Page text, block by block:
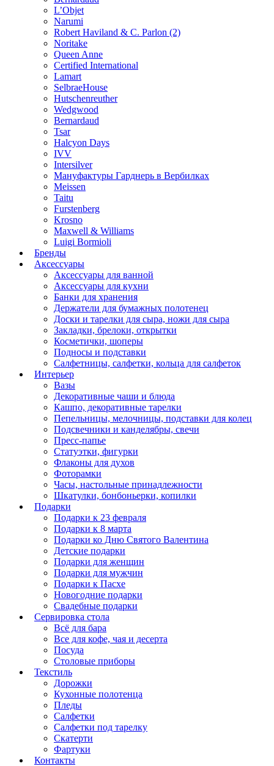
L’Objet
Narumi
Robert Haviland & C. Parlon (2)
Noritakе
Queen Anne
Certified International
Lamart
SelbraeHouse
Hutschenreuther
Wedgwood
Bernardaud
Tsar
Halcyon Days
IVV
Intersilver
Мануфактуры Гарднерь в Вербилках
Meissen
Taitu
Furstenberg
Krosno
Maxwell & Williams
Luigi Bormioli
Бренды
Аксессуары
Аксессуары для ванной
Аксессуары для кухни
Банки для хранения
Держатели для бумажных полотенец
Доски и тарелки для сыра, ножи для сыра
Закладки, брелоки, открытки
Косметички, шоперы
Подносы и подставки
Салфетницы, салфетки, кольца для салфеток
Интерьер
Вазы
Декоративные чаши и блюда
Кашпо, декоративные тарелки
Пепельницы, мелочницы, подставки для колец
Подсвечники и канделябры, свечи
Пресс-папье
Статуэтки, фигурки
Флаконы для духов
Фоторамки
Часы, настольные принадлежности
Шкатулки, бонбоньерки, копилки
Подарки
Подарки к 23 февраля
Подарки к 8 марта
Подарки ко Дню Святого Валентина
Детские подарки
Подарки для женщин
Подарки для мужчин
Подарки к Пасхе
Новогодние подарки
Свадебные подарки
Сервировка стола
Всё для бара
Все для кофе, чая и десерта
Посуда
Столовые приборы
Текстиль
Дорожки
Кухонные полотенца
Пледы
Салфетки
Салфетки под тарелку
Скатерти
Фартуки
Контакты